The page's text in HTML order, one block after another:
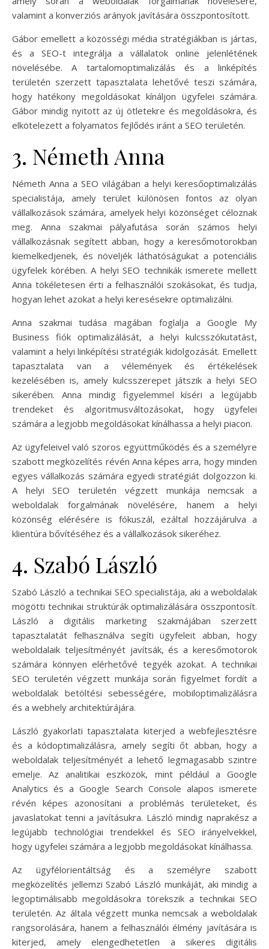
valamint a konverziós arányok javítására összpontosított.
Gábor emellett a közösségi média stratégiákban is jártas,
és a SEO-t integrálja a vállalatok online jelenlétének
növelésébe. A tartalomoptimalizálás és a linképítés
területén szerzett tapasztalata lehetővé teszi számára,
hogy hatékony megoldásokat kínáljon ügyfelei számára.
Gábor mindig nyitott az új ötletekre és megoldásokra, és
elkötelezett a folyamatos fejlődés iránt a SEO területén.
3. Németh Anna
Németh Anna a SEO világában a helyi keresőoptimalizálás
specialistája, amely terület különösen fontos az olyan
vállalkozások számára, amelyek helyi közönséget céloznak
meg. Anna szakmai pályafutása során számos helyi
vállalkozásnak segített abban, hogy a keresőmotorokban
kiemelkedjenek, és növeljék láthatóságukat a potenciális
ügyfelek körében. A helyi SEO technikák ismerete mellett
Anna tökéletesen érti a felhasználói szokásokat, és tudja,
hogyan lehet azokat a helyi keresésekre optimalizálni.
Anna szakmai tudása magában foglalja a Google My
Business fiók optimalizálását, a helyi kulcsszókutatást,
valamint a helyi linképítési stratégiák kidolgozását. Emellett
tapasztalata van a vélemények és értékelések
kezelésében is, amely kulcsszerepet játszik a helyi SEO
sikerében. Anna mindig figyelemmel kíséri a legújabb
trendeket és algoritmusváltozásokat, hogy ügyfelei
számára a legjobb megoldásokat kínálhassa a helyi piacon.
Az ügyfeleivel való szoros együttműködés és a személyre
szabott megközelítés révén Anna képes arra, hogy minden
egyes vállalkozás számára egyedi stratégiát dolgozzon ki.
A helyi SEO területén végzett munkája nemcsak a
weboldalak forgalmának növelésére, hanem a helyi
közönség elérésére is fókuszál, ezáltal hozzájárulva a
klientúra bővítéséhez és a vállalkozások sikeréhez.
4. Szabó László
Szabó László a technikai SEO specialistája, aki a weboldalak
mögötti technikai struktúrák optimalizálására összpontosít.
László a digitális marketing szakmájában szerzett
tapasztalatát felhasználva segíti ügyfeleit abban, hogy
weboldalaik teljesítményét javítsák, és a keresőmotorok
számára könnyen elérhetővé tegyék azokat. A technikai
SEO területén végzett munkája során figyelmet fordít a
weboldalak betöltési sebességére, mobiloptimalizálásra
és a webhely architektúrájára.
László gyakorlati tapasztalata kiterjed a webfejlesztésre
és a kódoptimalizálásra, amely segíti őt abban, hogy a
weboldalak teljesítményét a lehető legmagasabb szintre
emelje. Az analitikai eszközök, mint például a Google
Analytics és a Google Search Console alapos ismerete
révén képes azonosítani a problémás területeket, és
javaslatokat tenni a javításukra. László mindig naprakész a
legújabb technológiai trendekkel és SEO irányelvekkel,
hogy ügyfelei számára a legjobb megoldásokat kínálhassa.
Az ügyfélorientáltság és a személyre szabott
megközelítés jellemzi Szabó László munkáját, aki mindig a
legoptimálisabb megoldásokra törekszik a technikai SEO
területén. Az általa végzett munka nemcsak a weboldalak
rangsorolására, hanem a felhasználói élmény javítására is
kiterjed, amely elengedhetetlen a sikeres digitális